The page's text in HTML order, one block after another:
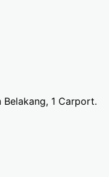
Belakang, 1 Carport.